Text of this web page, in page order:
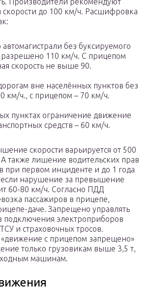
скорости до 100 км/ч. Расшифровка
автомагистрали без буксируемого
разрешено 110 км/ч. С прицепом
скорость не выше 90.
вне населённых пунктов без
км/ч., с прицепом – 70 км/ч.
пунктах ограничение движение
средств – 60 км/ч.
скорости варьируется от 500
также лишение водительских прав
при первом инциденте и до 1 года
нарушение за превышение
60-80 км/ч. Согласно ПДД
пассажиров в прицепе,
даче. Запрещено управлять
подключения электроприборов
и страховочных тросов.
с прицепом запрещено»
только грузовикам выше 3,5 т,
машинам.